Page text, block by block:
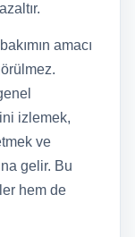
amacı
izlemek,
ve
gelir. Bu
hem de